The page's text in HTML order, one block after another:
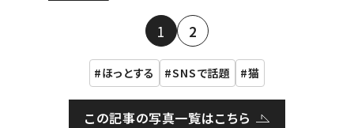
1 2
ほっとする SNSで話題 猫
この記事の写真一覧はこちら